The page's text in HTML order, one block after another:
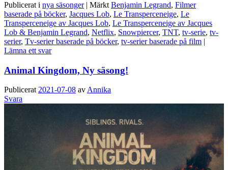
Publicerat i nya säsonger | Märkt Benjamin Legrand, Filmer
baserade på böcker, Jacques Lob, Le Transperceneige, Le
Transperceneige av Jacques Lob, Le Transperceneige av Jacques
Lob & Benjamin Legrand, Netflix, Snowpiercer, TNT, tv-serie, tv-
serier, Tv-serier baserade på böcker, tv-serier baserade på film |
Lämna ett svar
Animal Kingdom, Ny säsong!
Publicerat2021-07-08 avAnnika
Svara